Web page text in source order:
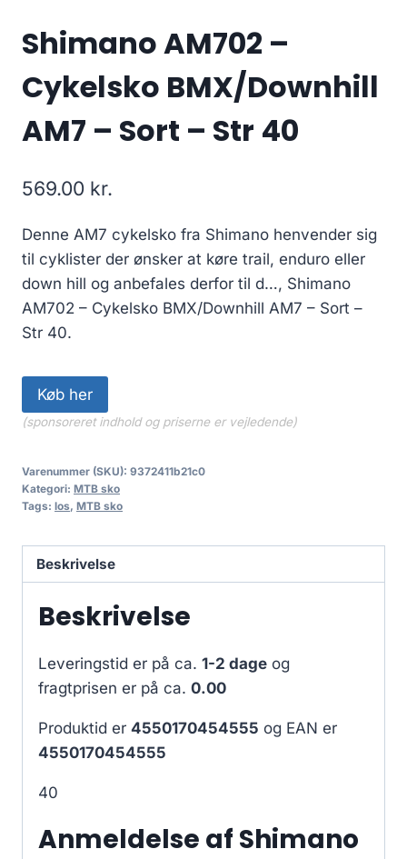
Shimano AM702 –
Cykelsko BMX/Downhill
AM7 – Sort – Str 40
569.00 kr.
Denne AM7 cykelsko fra Shimano henvender sig
til cyklister der ønsker at køre trail, enduro eller
down hill og anbefales derfor til d…, Shimano
AM702 – Cykelsko BMX/Downhill AM7 – Sort –
Str 40.
Køb her
(sponsoreret indhold og priserne er vejledende)
Varenummer (SKU): 9372411b21c0
Kategori: MTB sko
Tags: los, MTB sko
Beskrivelse
Beskrivelse
Leveringstid er på ca. 1-2 dage og
fragtprisen er på ca. 0.00
Produktid er 4550170454555 og EAN er
4550170454555
40
Anmeldelse af Shimano